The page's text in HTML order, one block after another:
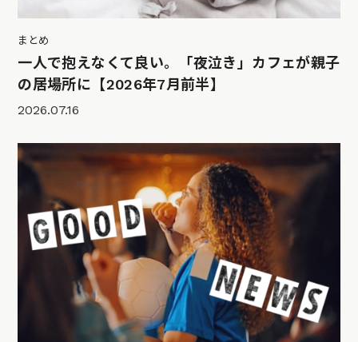
まとめ
一人で抱えなくて良い。「夜泣き」カフェが親子
の居場所に【2026年7月前半】
2026.07.16